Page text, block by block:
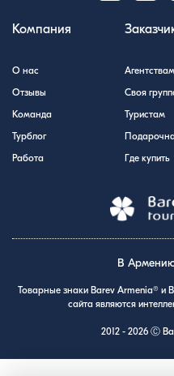
Компания
О нас
Отзывы
Команда
Турблог
Работа
Агентствам
Своя
Туристам
Где купить
В
Товарные знаки Barev Armenia® и
сайта являются
2012 - 2026 Ⓒ